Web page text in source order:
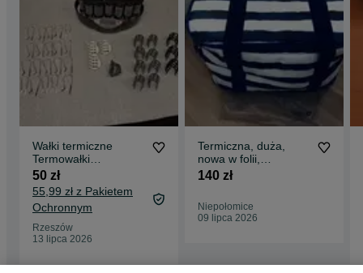
Wałki termiczne
Termowałki
REMINGTON
50 zł
55,99 zł z Pakietem
Ochronnym
Rzeszów
13 lipca 2026
Termiczna, duża,
nowa w folii,
porządne wykonanie.
140 zł
Niepołomice
09 lipca 2026